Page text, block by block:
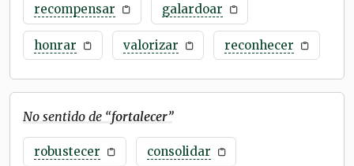
recompensar galardoar
honrar valorizar reconhecer
No sentido de “fortalecer”
robustecer consolidar